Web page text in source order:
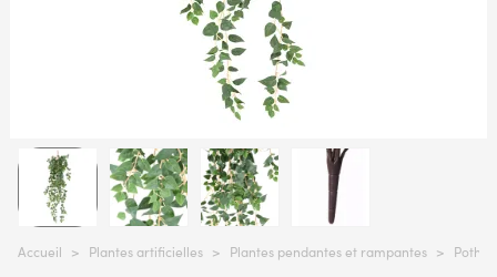
Accueil > Plantes artificielles > Plantes pendantes et rampantes >